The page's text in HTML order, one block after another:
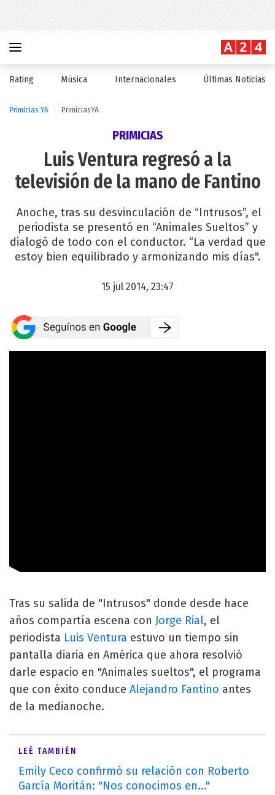
Rating Música Internacionales Últimas Noticias
Primicias YA PrimiciasYA
PRIMICIAS
Luis Ventura regresó a la
televisión de la mano de Fantino
Anoche, tras su desvinculación de “Intrusos”, el
periodista se presentó en “Animales Sueltos” y
dialogó de todo con el conductor. “La verdad que
estoy bien equilibrado y armonizando mis días".
15 jul 2014, 23:47
Tras su salida de "Intrusos" donde desde hace
años compartía escena con Jorge Rial, el
periodista Luis Ventura estuvo un tiempo sin
pantalla diaria en América que ahora resolvió
darle espacio en "Animales sueltos", el programa
que con éxito conduce Alejandro Fantino antes
de la medianoche.
LEÉ TAMBIÉN
Emily Ceco confirmó su relación con Roberto
García Moritán: "Nos conocimos en..."